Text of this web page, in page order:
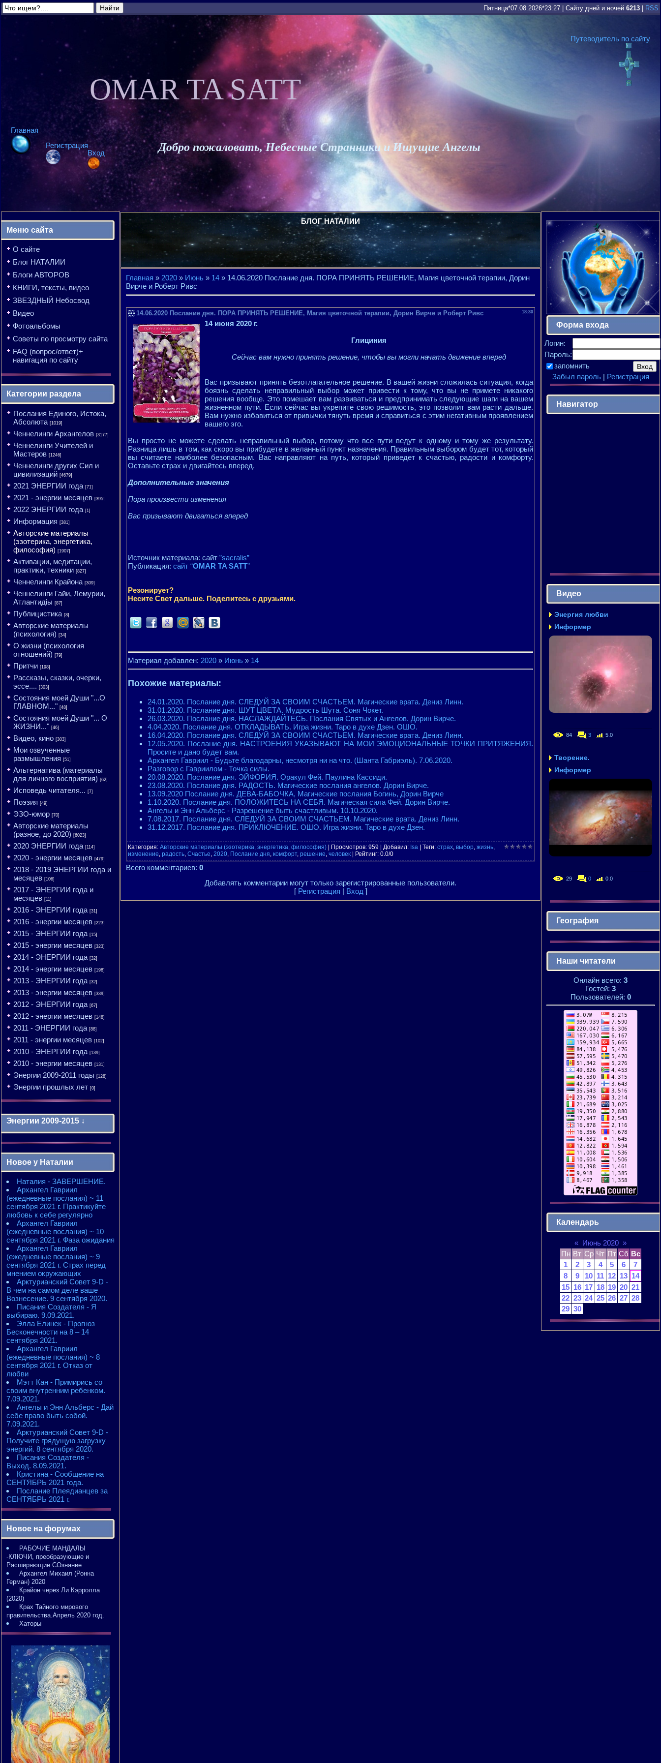
Пятница*07.08.2026*23:27 Сайту дней и ночей 6213 RSS
Путеводитель по сайту
Главная
Регистрация
Вход
OMAR TA SATT
Добро пожаловать, Небесные Странники и Ищущие Ангелы
Меню сайта
О сайте
Блог НАТАЛИИ
Блоги АВТОРОВ
КНИГИ, тексты, видео
ЗВЕЗДНЫЙ Небосвод
Видео
Фотоальбомы
Советы по просмотру сайта
FAQ (вопрос/ответ)+
навигация по сайту
Категории раздела
Послания Единого, Истока,
Абсолюта [1019]
Ченнелинги Архангелов [3177]
Ченнелинги Учителей и
Мастеров [1246]
Ченнелинги других Сил и
цивилизаций [4679]
2021 ЭНЕРГИИ года [71]
2021 - энергии месяцев [395]
2022 ЭНЕРГИИ года [1]
Информация [381]
Авторские материалы
(эзотерика, энергетика,
философия) [1907]
Активации, медитации,
практики, техники [827]
Ченнелинги Крайона [309]
Ченнелинги Гайи, Лемурии,
Атлантидіы [87]
Публицистика [8]
Авторские материалы
(психология) [34]
О жизни (психология
отношений) [79]
Притчи [198]
Рассказы, сказки, очерки,
эссе.... [303]
Состояния моей Души "...О
ГЛАВНОМ..." [48]
Состояния моей Души "... О
ЖИЗНИ..." [46]
Видео, кино [303]
Мои озвученные
размышления [51]
Альтернатива (материалы
для личного восприятия) [62]
Исповедь читателя... [7]
Поэзия [49]
ЭЗО-юмор [70]
Авторские материалы
(разное, до 2020) [6023]
2020 ЭНЕРГИИ года [114]
2020 - энергии месяцев [479]
2018 - 2019 ЭНЕРГИИ года и
месяцев [106]
2017 - ЭНЕРГИИ года и
месяцев [11]
2016 - ЭНЕРГИИ года [31]
2016 - энергии месяцев [223]
2015 - ЭНЕРГИИ года [15]
2015 - энергии месяцев [323]
2014 - ЭНЕРГИИ года [32]
2014 - энергии месяцев [198]
2013 - ЭНЕРГИИ года [32]
2013 - энергии месяцев [339]
2012 - ЭНЕРГИИ года [67]
2012 - энергии месяцев [148]
2011 - ЭНЕРГИИ года [88]
2011 - энергии месяцев [102]
2010 - ЭНЕРГИИ года [139]
2010 - энергии месяцев [131]
Энергии 2009-2011 годы [128]
Энергии прошлых лет [0]
Энергии 2009-2015 ↓
2010 - энергии месяцев
2010 - ЭНЕРГИИ года
2011 - энергии месяцев
2011 - ЭНЕРГИИ года
2012 - энергии месяцев
2012 - ЭНЕРГИИ года
2013 - энергии месяцев
2013 - ЭНЕРГИИ года
2014 - энергии месяцев
2014 - ЭНЕРГИИ года
2015 - энергии месяцев
2015 - ЭНЕРГИИ года
Новое у Наталии
Наталия - ЗАВЕРШЕНИЕ.
Архангел Гавриил
(ежедневные послания) ~ 11
сентября 2021 г. Практикуйте
любовь к себе регулярно
Архангел Гавриил
(ежедневные послания) ~ 10
сентября 2021 г. Фаза ожидания
Архангел Гавриил
(ежедневные послания) ~ 9
сентября 2021 г. Страх перед
мнением окружающих
Арктурианский Совет 9-D -
В чем на самом деле ваше
Вознесение. 9 сентября 2020.
Писания Создателя - Я
выбираю. 9.09.2021.
Элла Елинек - Прогноз
Бесконечности на 8 – 14
сентября 2021.
Архангел Гавриил
(ежедневные послания) ~ 8
сентября 2021 г. Отказ от
любви
Мэтт Кан - Примирись со
своим внутренним ребенком.
7.09.2021.
Ангелы и Энн Альберс - Дай
себе право быть собой.
7.09.2021.
Арктурианский Совет 9-D -
Получите грядущую загрузку
энергий. 8 сентября 2020.
Писания Создателя -
Выход. 8.09.2021.
Кристина - Сообщение на
СЕНТЯБРЬ 2021 года.
Послание Плеядианцев за
СЕНТЯБРЬ 2021 г.
Новое на форумах
РАБОЧИЕ МАНДАЛЫ
-КЛЮЧИ, преобразующие и
Расширяющие СОзнание
Архангел Михаил (Ронна
Герман) 2020
Крайон через Ли Кэрролла
(2020)
Крах Тайного мирового
правительства.Апрель 2020 год.
Хаторы
БЛОГ НАТАЛИИ
Главная » 2020 » Июнь » 14 » 14.06.2020 Послание дня. ПОРА ПРИНЯТЬ РЕШЕНИЕ, Магия цветочной терапии, Дорин
Вирче и Роберт Ривс
18:30
14.06.2020 Послание дня. ПОРА ПРИНЯТЬ РЕШЕНИЕ, Магия цветочной терапии, Дорин Вирче и Роберт Ривс
14 июня 2020 г.
Глициния
Сейчас вам нужно принять решение, чтобы вы могли начать движение вперед
Вас призывают принять безотлагательное решение. В вашей жизни сложилась ситуация, когда
боязнь сделать неправильный выбор может привести к тому, что вы не примете никакого
решения вообще. Это помешает вам развиваться и предпринимать следующие шаги на вашем
жизненном пути. Если сейчас вы укрепите свою решимость, это позволит вам расти дальше.
Вам нужно избавиться от привычки тянуть время и справиться с этим негативным проявлением
вашего эго.
Вы просто не можете сделать неправильный выбор, потому что все пути ведут к одному и тому же результату.
Разница лишь в том, как скоро вы прибудете в желанный пункт назначения. Правильным выбором будет тот, который
вы считаете наиболее безопасным. Вас направляют на путь, который приведет к счастью, радости и комфорту.
Оставьте страх и двигайтесь вперед.
Дополнительные значения
Пора произвести изменения
Вас призывают двигаться вперед
Источник материала: сайт ”sacralis”
Публикация: сайт “OMAR TA SATT”
Резонирует?
Несите Свет дальше. Поделитесь с друзьями.
Материал добавлен: 2020 » Июнь » 14
Похожие материалы:
24.01.2020. Послание дня. СЛЕДУЙ ЗА СВОИМ СЧАСТЬЕМ. Магические врата. Дениз Линн.
31.01.2020. Послание дня. ШУТ ЦВЕТА. Мудрость Шута. Соня Чокет.
26.03.2020. Послание дня. НАСЛАЖДАЙТЕСЬ. Послания Святых и Ангелов. Дорин Вирче.
4.04.2020. Послание дня. ОТКЛАДЫВАТЬ. Игра жизни. Таро в духе Дзен. ОШО.
16.04.2020. Послание дня. СЛЕДУЙ ЗА СВОИМ СЧАСТЬЕМ. Магические врата. Дениз Линн.
12.05.2020. Послание дня. НАСТРОЕНИЯ УКАЗЫВАЮТ НА МОИ ЭМОЦИОНАЛЬНЫЕ ТОЧКИ ПРИТЯЖЕНИЯ.
Просите и дано будет вам.
Архангел Гавриил - Будьте благодарны, несмотря ни на что. (Шанта Габриэль). 7.06.2020.
Разговор с Гавриилом - Точка силы.
20.08.2020. Послание дня. ЭЙФОРИЯ. Оракул Фей. Паулина Кассиди.
23.08.2020. Послание дня. РАДОСТЬ. Магические послания ангелов. Дорин Вирче.
13.09.2020 Послание дня. ДЕВА-БАБОЧКА, Магические послания Богинь, Дорин Вирче
1.10.2020. Послание дня. ПОЛОЖИТЕСЬ НА СЕБЯ. Магическая сила Фей. Дорин Вирче.
Ангелы и Энн Альберс - Разрешение быть счастливым. 10.10.2020.
7.08.2017. Послание дня. СЛЕДУЙ ЗА СВОИМ СЧАСТЬЕМ. Магические врата. Дениз Линн.
31.12.2017. Послание дня. ПРИКЛЮЧЕНИЕ. ОШО. Игра жизни. Таро в духе Дзен.
Категория: Авторские материалы (эзотерика, энергетика, философия) Просмотров: 959 | Добавил: Isa Теги: страх, выбор, жизнь,
изменение, радость, Счастье, 2020, Послание дня, комфорт, решение, человек Рейтинг: 0.0/0
Всего комментариев: 0
Добавлять комментарии могут только зарегистрированные пользователи.
[ Регистрация | Вход ]
Форма входа
Логин:
Пароль:
запомнить
Забыл пароль| Регистрация
Навигатор
Видео
Энергия любви
Информер
84 3 5.0
Творение.
Информер
29 0 0.0
География
Наши читатели
Онлайн всего: 3
Гостей: 3
Пользователей: 0
Календарь
« Июнь 2020 »
Пн Вт Ср Чт Пт Сб Вс
1
2 3 4 5 6
7
8
9 10 11 12 13 14
15 16 17 18 19 20 21
22 23 24 25 26 27 28
29 30